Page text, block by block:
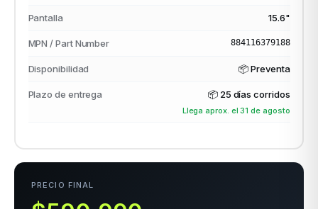
Pantalla 15.6"
MPN / Part Number 884116379188
Disponibilidad 📦 Preventa
Plazo de entrega 📦 25 días corridos
Llega aprox. el 31 de agosto
PRECIO FINAL